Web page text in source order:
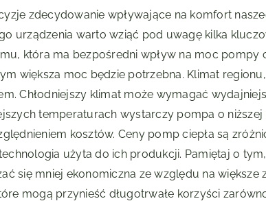
zdecydowanie wpływające na komfort
urządzenia warto wziąć pod uwagę kilka
która ma bezpośredni wpływ na moc pompy
większa moc będzie potrzebna. Klimat
Chłodniejszy klimat może wymagać
temperaturach wystarczy pompa o
kosztów. Ceny pomp ciepła są
użyta do ich produkcji. Pamiętaj o
się mniej ekonomiczna ze względu na większe
mogą przynieść długotrwałe korzyści